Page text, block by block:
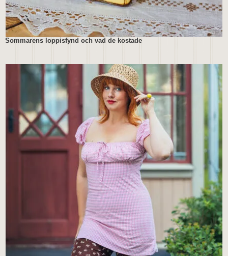
Sommarens loppisfynd och vad de kostade